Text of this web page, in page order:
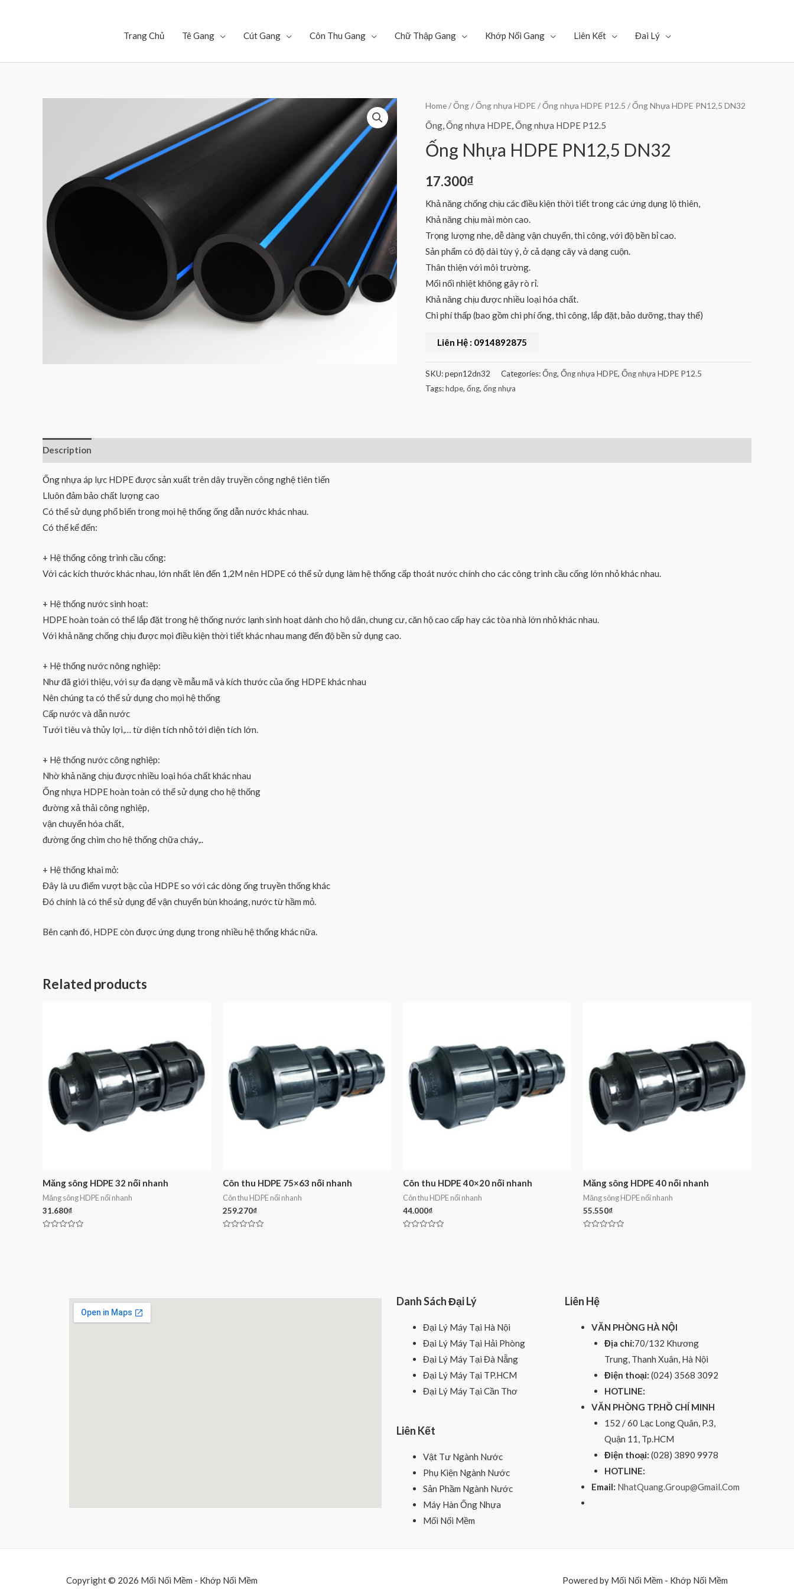
Trang Chủ Tê Gang Cút Gang Côn Thu Gang Chữ Thập Gang Khớp Nối Gang Liên Kết Đai Lý
Home/Ống/Ống nhựa HDPE /Ống nhựa HDPE P12.5 / Ống Nhựa HDPE PN12,5 DN32
Ống,Ống nhựa HDPE,Ống nhựa HDPE P12.5
Ống Nhựa HDPE PN12,5 DN32
17.300₫
Khả năng chống chịu các điều kiện thời tiết trong các ứng dụng lộ thiên,
Khả năng chịu mài mòn cao.
Trọng lượng nhẹ, dễ dàng vận chuyển, thi công, với độ bền bỉ cao.
Sản phẩm có độ dài tùy ý, ở cả dạng cây và dạng cuộn.
Thân thiện với môi trường.
Mối nối nhiệt không gây rò rỉ.
Khả năng chịu được nhiều loại hóa chất.
Chi phí thấp (bao gồm chi phí ống, thi công, lắp đặt, bảo dưỡng, thay thế)
Liên Hệ : 0914892875
SKU:pepn12dn32 Categories:Ống, Ống nhựa HDPE, Ống nhựa HDPE P12.5
Tags:hdpe, ống, ống nhựa
Description
Ống nhựa áp lực HDPE được sản xuất trên dây truyền công nghệ tiên tiến
Lluôn đảm bảo chất lượng cao
Có thể sử dụng phổ biến trong mọi hệ thống ống dẫn nước khác nhau.
Có thể kể đến:
+ Hệ thống công trình cầu cống:
Với các kích thước khác nhau, lớn nhất lên đến 1,2M nên HDPE có thể sử dụng làm hệ thống cấp thoát nước chính cho các công trình cầu cống lớn nhỏ khác nhau.
+ Hệ thống nước sinh hoạt:
HDPE hoàn toàn có thể lắp đặt trong hệ thống nước lạnh sinh hoạt dành cho hộ dân, chung cư, căn hộ cao cấp hay các tòa nhà lớn nhỏ khác nhau.
Với khả năng chống chịu được mọi điều kiện thời tiết khác nhau mang đến độ bền sử dụng cao.
+ Hệ thống nước nông nghiệp:
Như đã giới thiệu, với sự đa dạng về mẫu mã và kích thước của ống HDPE khác nhau
Nên chúng ta có thể sử dụng cho mọi hệ thống
Cấp nước và dẫn nước
Tưới tiêu và thủy lợi,… từ diện tích nhỏ tới diện tích lớn.
+ Hệ thống nước công nghiệp:
Nhờ khả năng chịu được nhiều loại hóa chất khác nhau
Ống nhựa HDPE hoàn toàn có thể sử dụng cho hệ thống
đường xả thải công nghiệp,
vận chuyển hóa chất,
đường ống chìm cho hệ thống chữa cháy,..
+ Hệ thống khai mỏ:
Đây là ưu điểm vượt bậc của HDPE so với các dòng ống truyền thống khác
Đó chính là có thể sử dụng để vận chuyển bùn khoáng, nước từ hầm mỏ.
Bên cạnh đó, HDPE còn được ứng dụng trong nhiều hệ thống khác nữa.
Related products
Măng sông HDPE 32 nối nhanh
Măng sông HDPE nối nhanh
31.680₫
Côn thu HDPE 75×63 nối nhanh
Côn thu HDPE nối nhanh
259.270₫
Côn thu HDPE 40×20 nối nhanh
Côn thu HDPE nối nhanh
44.000₫
Măng sông HDPE 40 nối nhanh
Măng sông HDPE nối nhanh
55.550₫
Danh Sách Đại Lý
Đại Lý Máy Tại Hà Nội
Đại Lý Máy Tại Hải Phòng
Đại Lý Máy Tại Đà Nẵng
Đại Lý Máy Tại TP.HCM
Đại Lý Máy Tại Cần Thơ
Liên Kết
Vật Tư Ngành Nước
Phụ Kiện Ngành Nước
Sản Phầm Ngành Nước
Máy Hàn Ống Nhựa
Mối Nối Mềm
Liên Hệ
VĂN PHÒNG HÀ NỘI
Địa chỉ:70/132 Khương
Trung, Thanh Xuân, Hà Nội
Điện thoại: (024) 3568 3092
HOTLINE:
VĂN PHÒNG TP.HỒ CHÍ MINH
152 / 60 Lạc Long Quân, P.3,
Quận 11, Tp.HCM
Điện thoại: (028) 3890 9978
HOTLINE:
Email: NhatQuang.Group@Gmail.Com
Copyright © 2026 Mối Nối Mềm - Khớp Nối Mềm Powered by Mối Nối Mềm - Khớp Nối Mềm